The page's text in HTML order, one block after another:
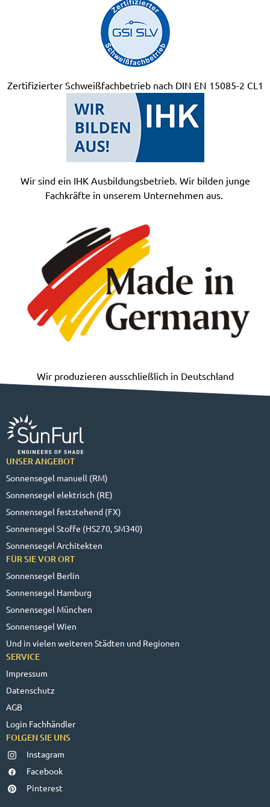
Zertifizierter Schweißfachbetrieb nach DIN EN 15085-2 CL1
Wir sind ein IHK Ausbildungsbetrieb. Wir bilden junge
Fachkräfte in unserem Unternehmen aus.
Wir produzieren ausschließlich in Deutschland
UNSER ANGEBOT
Sonnensegel manuell (RM)
Sonnensegel elektrisch (RE)
Sonnensegel feststehend (FX)
Sonnensegel Stoffe (HS270, SM340)
Sonnensegel Architekten
FÜR SIE VOR ORT
Sonnensegel Berlin
Sonnensegel Hamburg
Sonnensegel München
Sonnensegel Wien
Und in vielen weiteren Städten und Regionen
SERVICE
Impressum
Datenschutz
AGB
Login Fachhändler
FOLGEN SIE UNS
Instagram
Facebook
Pinterest